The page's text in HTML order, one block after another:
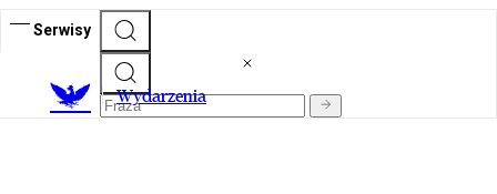
Serwisy
Wydarzenia